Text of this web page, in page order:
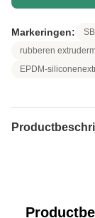
Markeringen:
rubberen
EPDM-